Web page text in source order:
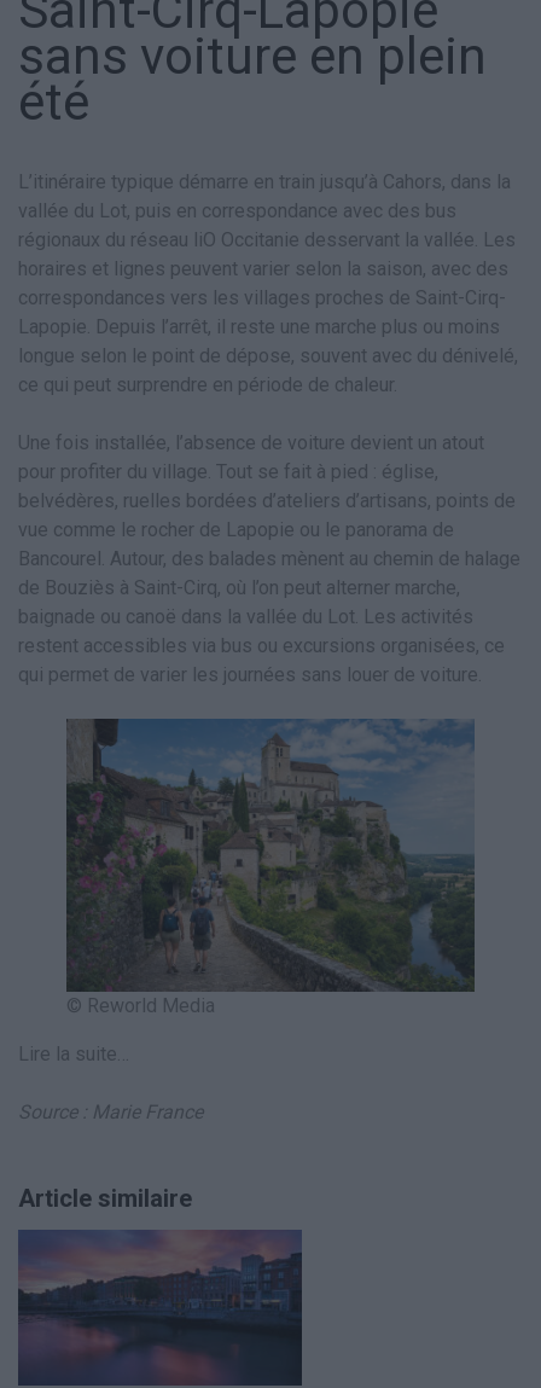
sans voiture en plein
été
L’itinéraire typique démarre en train jusqu’à Cahors, dans la
vallée du Lot, puis en correspondance avec des bus
régionaux du réseau liO Occitanie desservant la vallée. Les
horaires et lignes peuvent varier selon la saison, avec des
correspondances vers les villages proches de Saint-Cirq-
Lapopie. Depuis l’arrêt, il reste une marche plus ou moins
longue selon le point de dépose, souvent avec du dénivelé,
ce qui peut surprendre en période de chaleur.
Une fois installée, l’absence de voiture devient un atout
pour profiter du village. Tout se fait à pied : église,
belvédères, ruelles bordées d’ateliers d’artisans, points de
vue comme le rocher de Lapopie ou le panorama de
Bancourel. Autour, des balades mènent au chemin de halage
de Bouziès à Saint-Cirq, où l’on peut alterner marche,
baignade ou canoë dans la vallée du Lot. Les activités
restent accessibles via bus ou excursions organisées, ce
qui permet de varier les journées sans louer de voiture.
© Reworld Media
Lire la suite…
Source : Marie France
Article similaire